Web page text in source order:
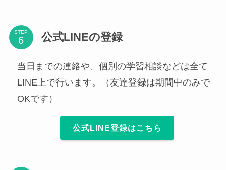
STEP 公式LINEの登録
当日までの連絡や、個別の学習相談などは全て
LINE上で行います。（友達登録は期間中のみで
OKです）
公式LINE登録はこちら